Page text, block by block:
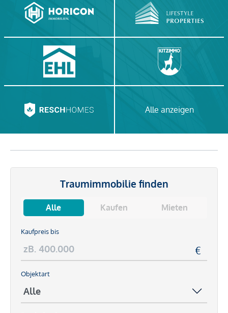
Alle anzeigen
Traumimmobilie finden
Alle Kaufen Mieten
Kaufpreis bis
Objektart